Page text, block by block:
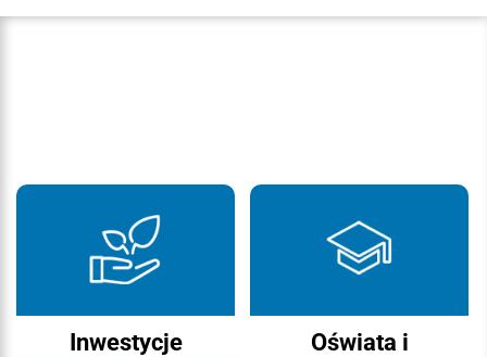
Inwestycje
Oświata i